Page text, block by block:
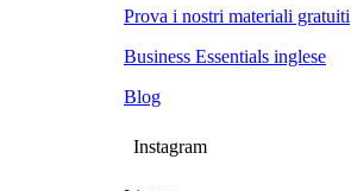
Prova i nostri materiali gratuiti
Business Essentials inglese
Blog
Instagram